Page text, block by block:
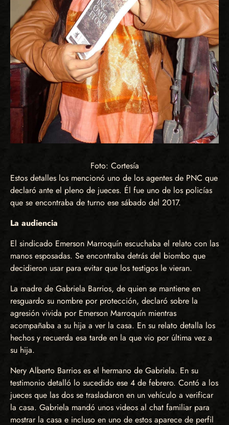
Foto: Cortesía
Estos detalles los mencionó uno de los agentes de PNC que
declaró ante el pleno de jueces. Él fue uno de los policías
que se encontraba de turno ese sábado del 2017.
La audiencia
El sindicado Emerson Marroquín escuchaba el relato con las
manos esposadas. Se encontraba detrás del biombo que
decidieron usar para evitar que los testigos le vieran.
La madre de Gabriela Barrios, de quien se mantiene en
resguardo su nombre por protección, declaró sobre la
agresión vivida por Emerson Marroquín mientras
acompañaba a su hija a ver la casa. En su relato detalla los
hechos y recuerda esa tarde en la que vio por última vez a
su hija.
Nery Alberto Barrios es el hermano de Gabriela. En su
testimonio detalló lo sucedido ese 4 de febrero. Contó a los
jueces que las dos se trasladaron en un vehículo a verificar
la casa. Gabriela mandó unos videos al chat familiar para
mostrar la casa e incluso en uno de estos aparece de perfil